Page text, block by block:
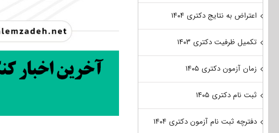
اعتراض به نتایج دکتری ۱۴۰۴
تکمیل ظرفیت دکتری ۱۴۰۳
زمان آزمون دکتری ۱۴۰۵
ثبت نام دکتری ۱۴۰۵
دفترچه ثبت نام آزمون دکتری ۱۴۰۴